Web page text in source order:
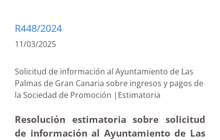
R448/2024
11/03/2025
Solicitud de información al Ayuntamiento de Las
Palmas de Gran Canaria sobre ingresos y pagos de
la Sociedad de Promoción |Estimatoria
Resolución estimatoria sobre solicitud
de información al Ayuntamiento de Las